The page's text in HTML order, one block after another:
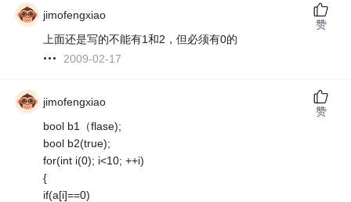
jimofengxiao
上面还是写的不能有1和2，但必须有0的
2009-02-17
赞
jimofengxiao
bool b1（flase);
bool b2(true);
for(int i(0); i<10; ++i)
{
if(a[i]==0)
赞